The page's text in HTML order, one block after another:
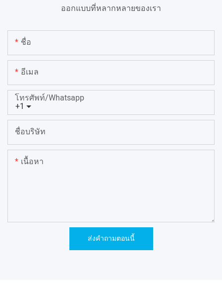
ออกแบบที่หลากหลายของเรา
ชื่อ
อีเมล
+1
โทรศัพท์/whatsapp
ชื่อบริษัท
เนื้อหา
ส่งคำถามตอนนี้